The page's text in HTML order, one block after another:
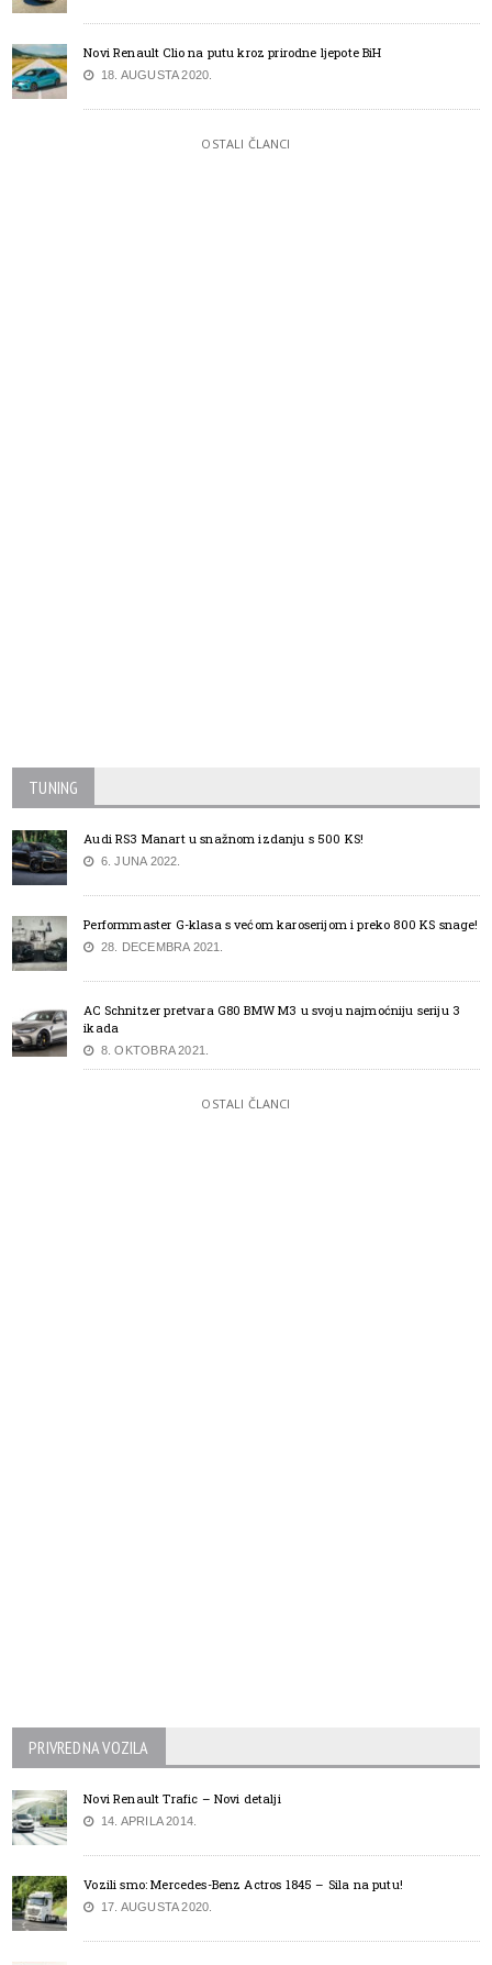
Novi Renault Clio na putu kroz prirodne ljepote BiH
18. AUGUSTA 2020.
OSTALI ČLANCI
TUNING
Audi RS3 Manart u snažnom izdanju s 500 KS!
6. JUNA 2022.
Performmaster G-klasa s većom karoserijom i preko 800 KS snage!
28. DECEMBRA 2021.
AC Schnitzer pretvara G80 BMW M3 u svoju najmoćniju seriju 3
ikada
8. OKTOBRA 2021.
OSTALI ČLANCI
PRIVREDNA VOZILA
Novi Renault Trafic – Novi detalji
14. APRILA 2014.
Vozili smo: Mercedes-Benz Actros 1845 – Sila na putu!
17. AUGUSTA 2020.